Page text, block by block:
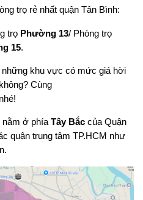
trọ rẻ nhất quận Tân Bình:
trọ Phường 13/ Phòng trọ
15.
khu vực có mức giá hời
Cùng
ở phía Tây Bắc của Quận
quận trung tâm TP.HCM như